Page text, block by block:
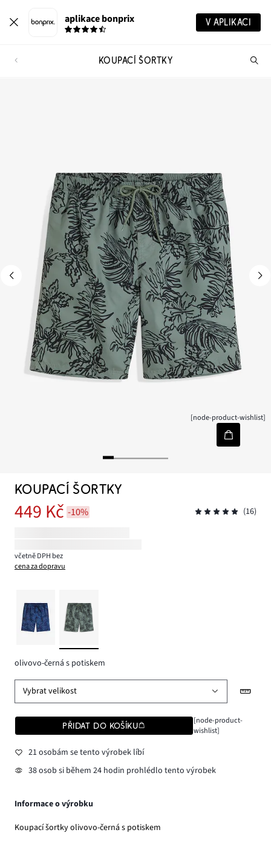
aplikace bonprix V APLIKACI
KOUPACÍ ŠORTKY
[node-product-wishlist]
KOUPACÍ ŠORTKY
449 Kč -10% (16)
včetně DPH bez
cena za dopravu
olivovo-černá s potiskem
Vybrat velikost
PŘIDAT DO KOŠÍKU
[node-product-
wishlist]
21 osobám se tento výrobek líbí
38 osob si během 24 hodin prohlédlo tento výrobek
Informace o výrobku
Koupací šortky olivovo-černá s potiskem